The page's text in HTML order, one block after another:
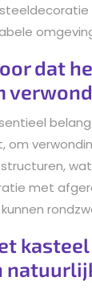
dat
om
met